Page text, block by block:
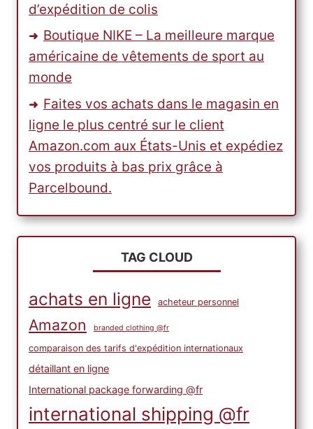
d’expédition de colis
Boutique NIKE – La meilleure marque
américaine de vêtements de sport au
monde
Faites vos achats dans le magasin en
ligne le plus centré sur le client
Amazon.com aux États-Unis et expédiez
vos produits à bas prix grâce à
Parcelbound.
TAG CLOUD
achats en ligne acheteur personnel
Amazon branded clothing @fr
comparaison des tarifs d'expédition internationaux
détaillant en ligne
International package forwarding @fr
international shipping @fr